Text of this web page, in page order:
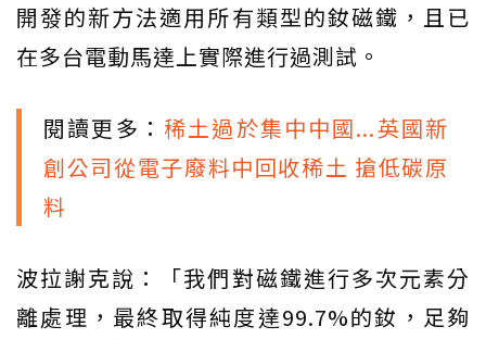
開發的新方法適用所有類型的釹磁鐵，且已
在多台電動馬達上實際進行過測試。
閱讀更多： 稀土過於集中中國...英國新
創公司從電子廢料中回收稀土 搶低碳原
料
波拉謝克說：「我們對磁鐵進行多次元素分
離處理，最終取得純度達99.7%的釹，足夠